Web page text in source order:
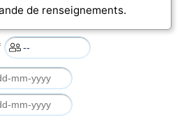
de renseignements.